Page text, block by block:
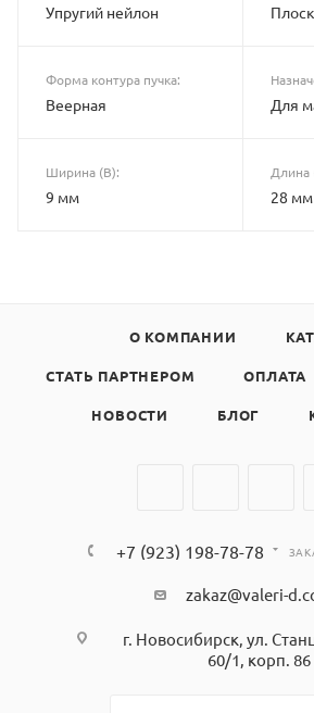
Упругий нейлон
Форма контура пучка:
Веерная Для
Ширина (B):
9 мм
Длина
28 мм
О КОМПАНИИ
СТАТЬ ПАРТНЕРОМ ОПЛАТА
НОВОСТИ БЛОГ
+7 (923) 198-78-78
zakaz@valeri-
г. Новосибирск, ул.
60/1, корп. 86